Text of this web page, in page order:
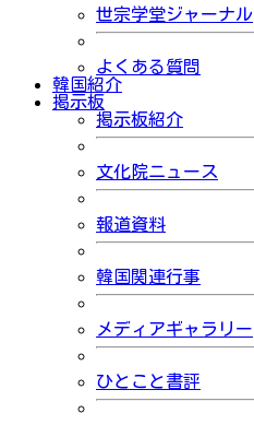
世宗学堂ジャーナル
よくある質問
韓国紹介
掲示板
掲示板紹介
文化院ニュース
報道資料
韓国関連行事
メディアギャラリー
ひとこと書評